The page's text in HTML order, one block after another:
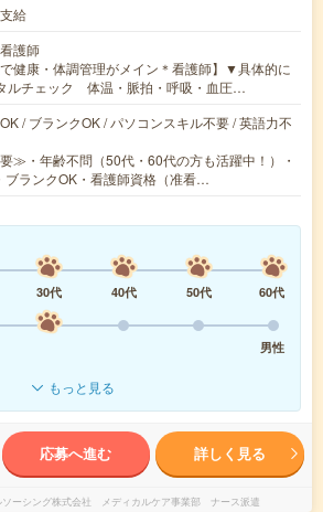
給
護師
で健康・体調管理がメイン＊看護師】▼具体的に
ルチェック 体温・脈拍・呼吸・血圧…
/ ブランクOK / パソコンスキル不要 / 英語力不
≫・年齢不問（50代・60代の方も活躍中！）・
ブランクOK・看護師資格（准看…
30代 40代 50代
60代
男性
もっと見る
応募へ進む 詳しく見る
ソーシング株式会社 メディカルケア事業部 ナース派遣